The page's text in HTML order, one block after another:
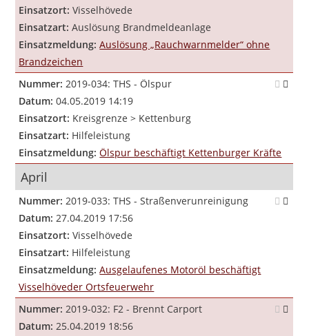
Einsatzort: Visselhövede
Einsatzart: Auslösung Brandmeldeanlage
Einsatzmeldung: Auslösung „Rauchwarnmelder“ ohne
Brandzeichen
Nummer: 2019-034: THS - Ölspur
Datum: 04.05.2019 14:19
Einsatzort: Kreisgrenze > Kettenburg
Einsatzart: Hilfeleistung
Einsatzmeldung: Ölspur beschäftigt Kettenburger Kräfte
April
Nummer: 2019-033: THS - Straßenverunreinigung
Datum: 27.04.2019 17:56
Einsatzort: Visselhövede
Einsatzart: Hilfeleistung
Einsatzmeldung: Ausgelaufenes Motoröl beschäftigt
Visselhöveder Ortsfeuerwehr
Nummer: 2019-032: F2 - Brennt Carport
Datum: 25.04.2019 18:56